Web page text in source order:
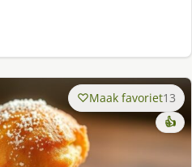
Maak favoriet13
👍